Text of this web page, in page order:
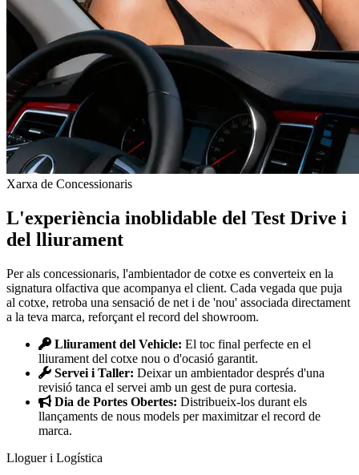
Xarxa de Concessionaris
L'experiència inoblidable del Test Drive i
del lliurament
Per als concessionaris, l'ambientador de cotxe es converteix en la
signatura olfactiva que acompanya el client. Cada vegada que puja
al cotxe, retroba una sensació de net i de 'nou' associada directament
a la teva marca, reforçant el record del showroom.
Lliurament del Vehicle: El toc final perfecte en el
lliurament del cotxe nou o d'ocasió garantit.
Servei i Taller: Deixar un ambientador després d'una
revisió tanca el servei amb un gest de pura cortesia.
Dia de Portes Obertes: Distribueix-los durant els
llançaments de nous models per maximitzar el record de
marca.
Lloguer i Logística